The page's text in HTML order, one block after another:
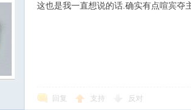
这也是我一直想说的话.确实有点喧宾夺
回复 支持 反对